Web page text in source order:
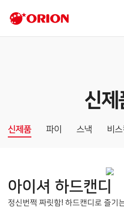
신제
신제품 파이 스낵 비
아이셔 하드캔디
정신번쩍 짜릿함! 하드캔디로 즐기